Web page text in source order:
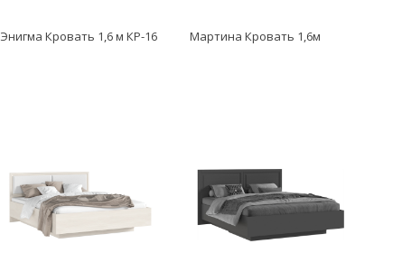
Энигма Кровать 1,6 м КР-16 Мартина Кровать 1,6м